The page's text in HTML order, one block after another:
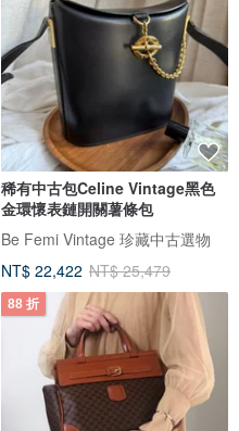
稀有中古包Celine Vintage黑色
金環懷表鏈開關薯條包
Be Femi Vintage 珍藏中古選物
NT$ 22,422 NT$ 25,479
88 折